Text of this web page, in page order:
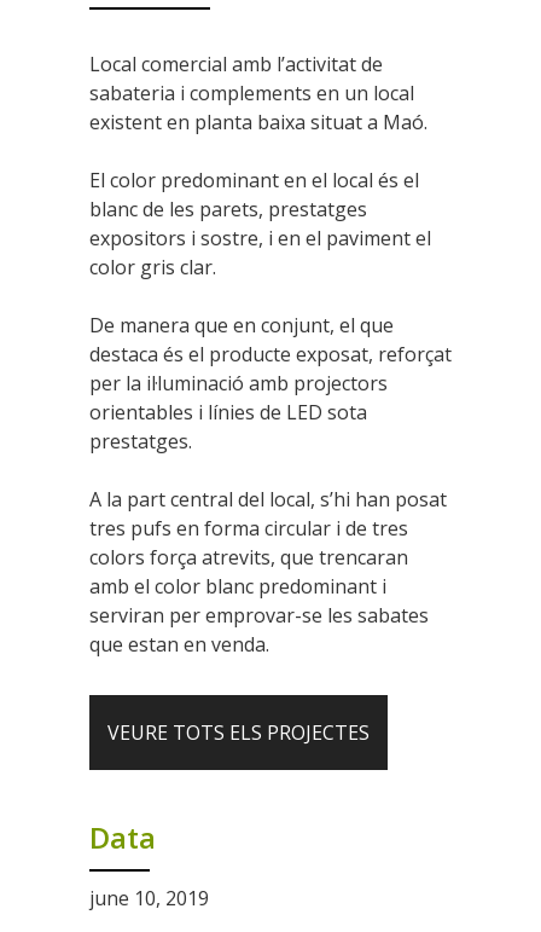
Local comercial amb l’activitat de
sabateria i complements en un local
existent en planta baixa situat a Maó.
El color predominant en el local és el
blanc de les parets, prestatges
expositors i sostre, i en el paviment el
color gris clar.
De manera que en conjunt, el que
destaca és el producte exposat, reforçat
per la il·luminació amb projectors
orientables i línies de LED sota
prestatges.
A la part central del local, s’hi han posat
tres pufs en forma circular i de tres
colors força atrevits, que trencaran
amb el color blanc predominant i
serviran per emprovar-se les sabates
que estan en venda.
VEURE TOTS ELS PROJECTES
Data
june 10, 2019